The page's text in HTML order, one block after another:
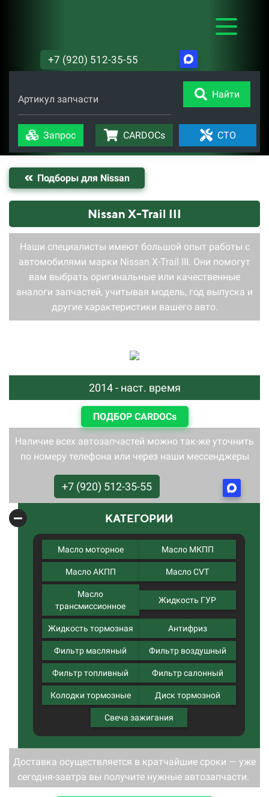
+7 (920) 512-35-55
Артикул запчасти Найти
Запрос CARDOCs СТО
Подборы для Nissan
Nissan X-Trail III
Наши специалисты имеют большой опыт работы с
автомобилями марки Nissan X-Trail III. Они помогут
вам выбрать оригинальные или качественные
аналоги запчастей, учитывая модель, год выпуска и
другие характеристики вашего авто.
2014 - наст. время
ПОДБОР CARDOCs
Наличие всех автозапчастей можно так-же уточнить
по номеру телефона или через наши мессенджеры
+7 (920) 512-35-55
КАТЕГОРИИ
Масло моторное Масло МКПП
Масло АКПП Масло CVT
Масло
трансмиссионное
Жидкость ГУР
Жидкость тормозная Антифриз
Фильтр масляный Фильтр воздушный
Фильтр топливный Фильтр салонный
Колодки тормозные Диск тормозной
Свеча зажигания
Доставка осуществляется в кратчайшие сроки — уже
сегодня-завтра вы получите нужные автозапчасти.